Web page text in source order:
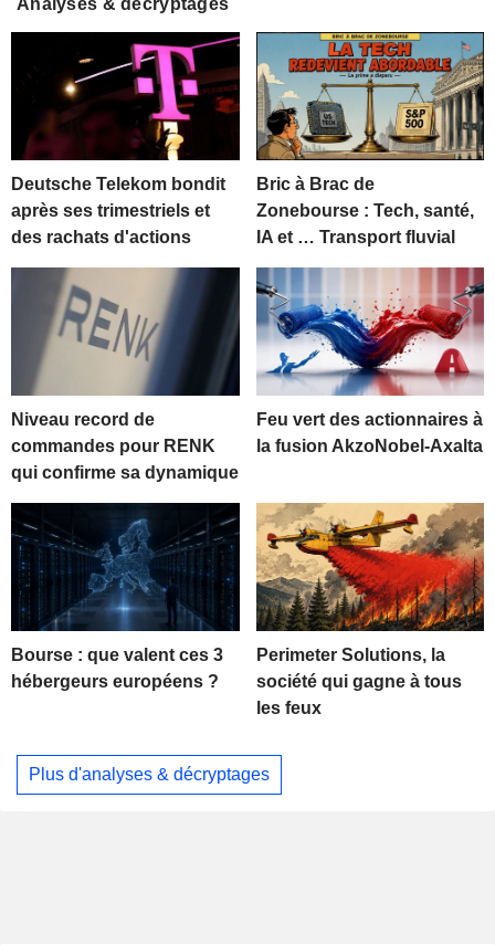
Analyses & décryptages
Deutsche Telekom bondit
après ses trimestriels et
des rachats d'actions
Bric à Brac de
Zonebourse : Tech, santé,
IA et … Transport fluvial
Niveau record de
commandes pour RENK
qui confirme sa dynamique
Feu vert des actionnaires à
la fusion AkzoNobel-Axalta
Bourse : que valent ces 3
hébergeurs européens ?
Perimeter Solutions, la
société qui gagne à tous
les feux
Plus d'analyses & décryptages